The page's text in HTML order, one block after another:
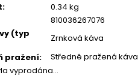
:
0.34 kg
810036267076
(typ
Zrnková káva
pražení:
Středně pražená káva
vyprodána…